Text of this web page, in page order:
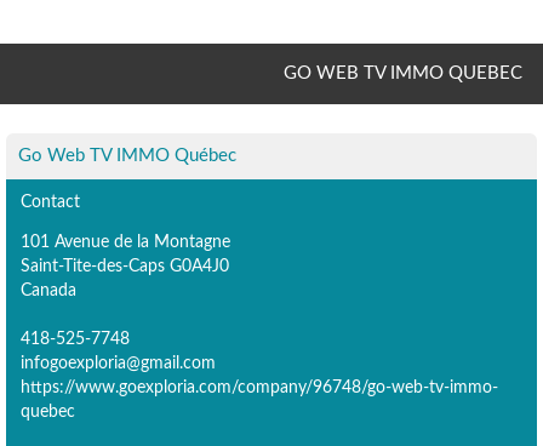
GO WEB TV IMMO QUEBEC
Go Web TV IMMO Québec
Contact
101 Avenue de la Montagne
Saint-Tite-des-Caps G0A4J0
Canada
418-525-7748
infogoexploria@gmail.com
https://www.goexploria.com/company/96748/go-web-tv-immo-
quebec